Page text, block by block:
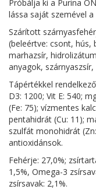
Próbálja ki a Purina
lássa saját szemével
Szárított
(beleértve: csont, hús,
marhazsír,
anyagok, szárnyaszsír,
Tápértékkel
D3: 1200; Vit E: 540;
(Fe: 75); vízmentes
pentahidrát (Cu: 11);
szulfát monohidrát
antioxidánsok.
Fehérje: 27,0%;
1,5%, Omega-3
zsírsavak: 2,1%.